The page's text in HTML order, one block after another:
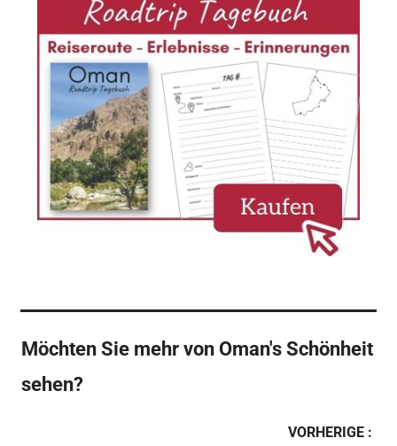
Möchten Sie mehr von Oman's Schönheit
sehen?
VORHERIGE :